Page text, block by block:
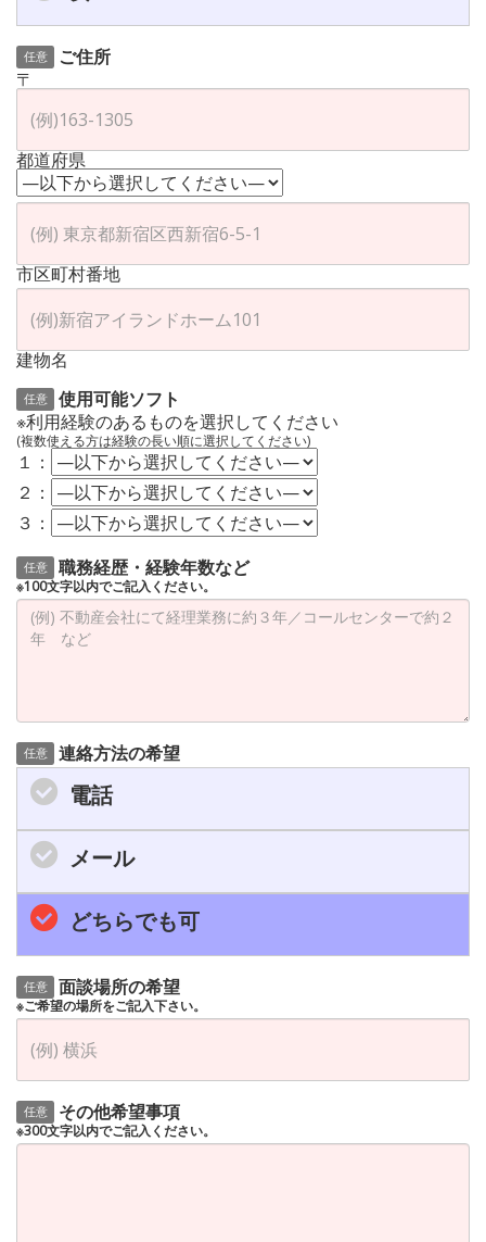
任意
ご住所
〒
都道府県
市区町村番地
建物名
任意
使用可能ソフト
※利用経験のあるものを選択してください
(複数使える方は経験の長い順に選択してください)
１：
２：
３：
任意 職務経歴・経験年数など
※100文字以内でご記入ください。
任意 連絡方法の希望
電話
メール
どちらでも可
任意 面談場所の希望
※ご希望の場所をご記入下さい。
任意 その他希望事項
※300文字以内でご記入ください。